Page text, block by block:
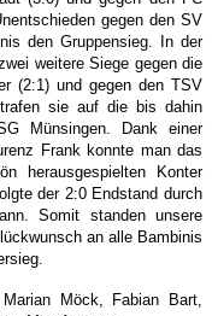
gegen den SV
den Gruppensieg. In der
weitere Siege gegen die
(2:1) und gegen den TSV
sie auf die bis dahin
Münsingen. Dank einer
Frank konnte man das
herausgespielten Konter
der 2:0 Endstand durch
Somit standen unsere
an alle Bambinis
Möck, Fabian Bart,